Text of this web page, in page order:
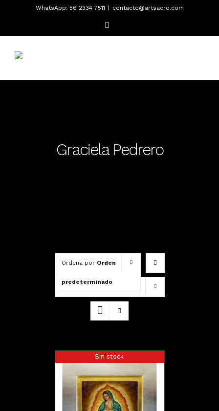
WhatsApp: 56 2334 7511 contacto@artsacro.com
Graciela Pedrero
Ordena por Orden
predeterminado
Mostrar
Sin stock